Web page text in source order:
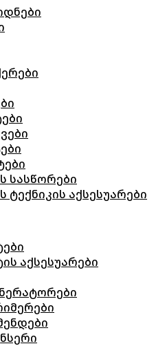
სასწორები
აქსესუარები
აქსესუარები